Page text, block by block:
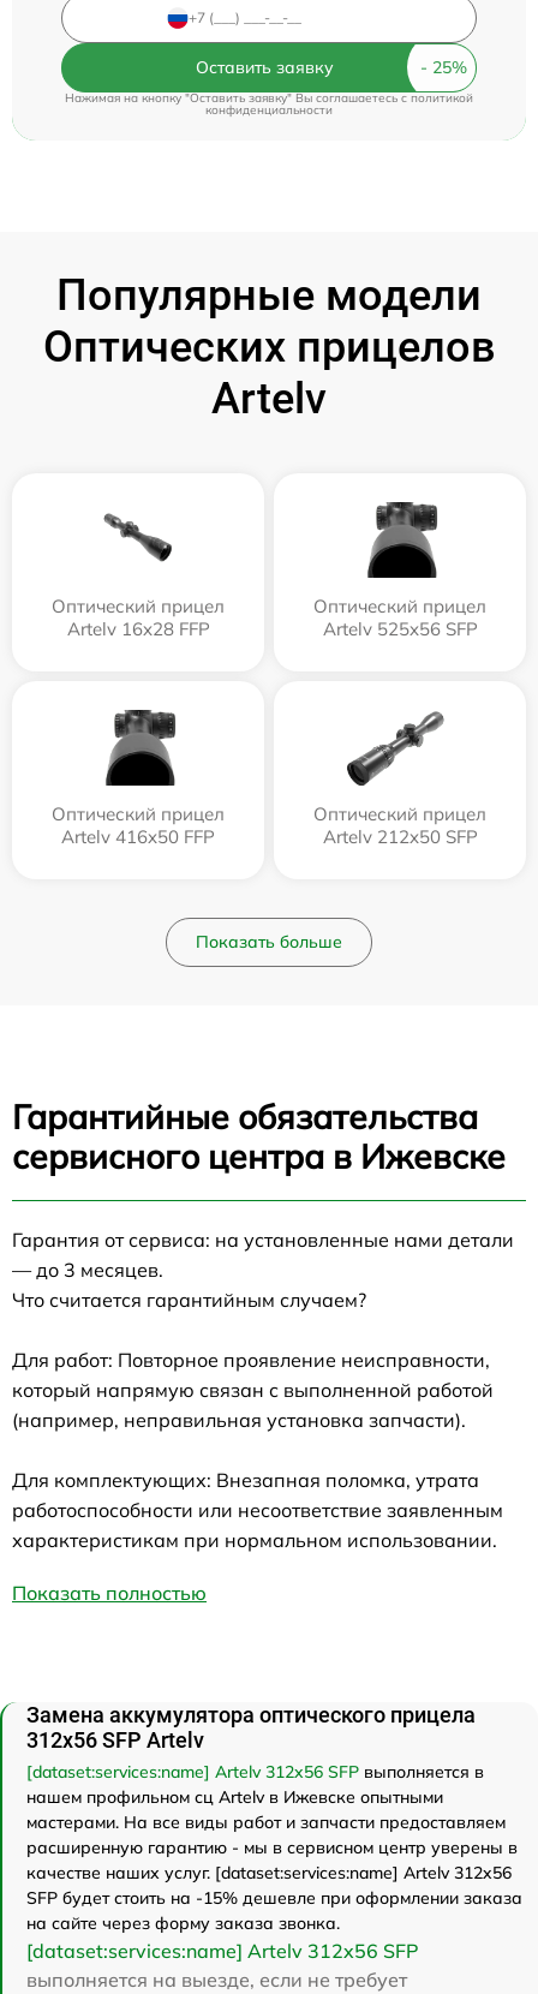
Оставить заявку
Нажимая на кнопку "Оставить заявку" Вы соглашаетесь cполитикой
конфиденциальности
Популярные модели
Оптических прицелов
Artelv
Оптический прицел
Artelv 16x28 FFP
Оптический прицел
Artelv 525x56 SFP
Оптический прицел
Artelv 416x50 FFP
Оптический прицел
Artelv 212x50 SFP
Показать больше
Гарантийные обязательства
сервисного центра в Ижевске
Гарантия от сервиса: на установленные нами детали
— до 3 месяцев.
Что считается гарантийным случаем?
Для работ: Повторное проявление неисправности,
который напрямую связан с выполненной работой
(например, неправильная установка запчасти).
Для комплектующих: Внезапная поломка, утрата
работоспособности или несоответствие заявленным
характеристикам при нормальном использовании.
Показать полностью
Замена аккумулятора оптического прицела
312x56 SFP Artelv
[dataset:services:name] Artelv 312x56 SFP выполняется в
нашем профильном сц Artelv в Ижевске опытными
мастерами. На все виды работ и запчасти предоставляем
расширенную гарантию - мы в сервисном центр уверены в
качестве наших услуг. [dataset:services:name] Artelv 312x56
SFP будет стоить на -15% дешевле при оформлении заказа
на сайте через форму заказа звонка.
[dataset:services:name] Artelv 312x56 SFP
выполняется на выезде, если не требует